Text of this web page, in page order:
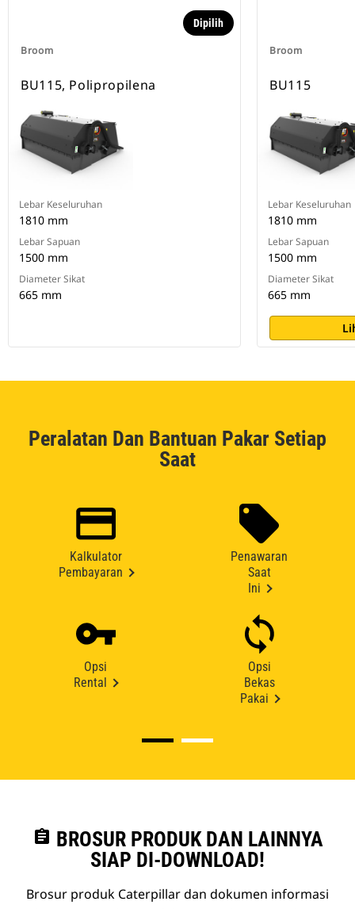
Broom
Dipilih
BU115, Polipropilena
Lebar Keseluruhan
1810 mm
Lebar Sapuan
1500 mm
Diameter Sikat
665 mm
Broom
BU115
Lebar Keseluruhan
1810 mm
Lebar Sapuan
1500 mm
Diameter Sikat
665 mm
Peralatan Dan Bantuan Pakar Setiap
Saat
Kalkulator
Pembayaran
Penawaran
Saat
Ini
Opsi
Rental
Opsi
Bekas
Pakai
assignment BROSUR PRODUK DAN LAINNYA
SIAP DI-DOWNLOAD!
Brosur produk Caterpillar dan dokumen informasi